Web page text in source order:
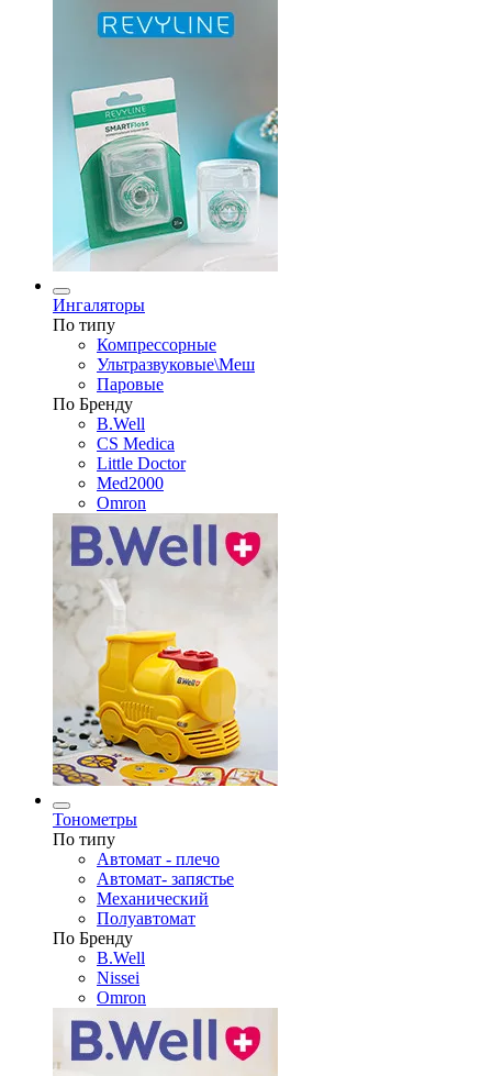
Ингаляторы
По типу
Компрессорные
Ультразвуковые\Меш
Паровые
По Бренду
B.Well
CS Medica
Little Doctor
Med2000
Omron
Тонометры
По типу
Автомат - плечо
Автомат- запястье
Механический
Полуавтомат
По Бренду
B.Well
Nissei
Omron